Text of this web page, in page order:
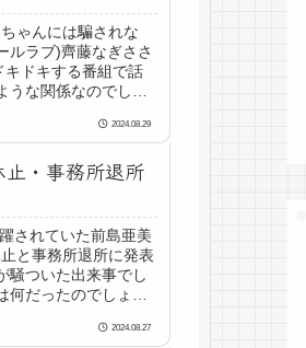
ゃんには騙されな
ルラブ)齊藤なぎささ
キドキする番組で話
な関係なのでしょ
2024.08.29
・事務所退所
されていた前島亜美
と事務所退所に発表
騒ついた出来事でし
だったのでしょう
2024.08.27